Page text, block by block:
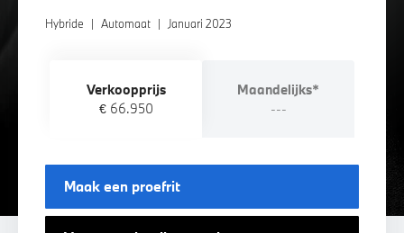
Hybride | Automaat | Januari 2023
Verkoopprijs
€ 66.950
Maandelijks*
---
Maak een proefrit